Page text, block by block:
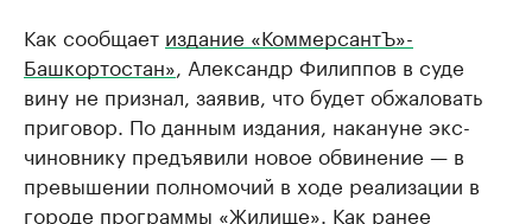
Как сообщает издание «КоммерсантЪ»-
Башкортостан», Александр Филиппов в суде
вину не признал, заявив, что будет обжаловать
приговор. По данным издания, накануне экс-
чиновнику предъявили новое обвинение — в
превышении полномочий в ходе реализации в
городе программы «Жилище». Как ранее